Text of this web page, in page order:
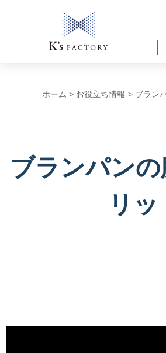
ホーム お役立ち情報 ブラン
ブランパン
リ